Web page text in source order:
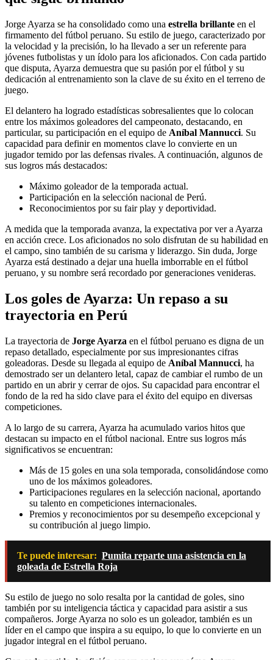
Jorge Ayarza se ha consolidado como una estrella brillante en el
firmamento del fútbol peruano. Su estilo de juego, caracterizado por
la velocidad y la precisión, lo ha llevado a ser un referente para
jóvenes futbolistas y un ídolo para los aficionados. Con cada partido
que disputa, Ayarza demuestra que su pasión por el fútbol y su
dedicación al entrenamiento son la clave de su éxito en el terreno de
juego.
El delantero ha logrado estadísticas sobresalientes que lo colocan
entre los máximos goleadores del campeonato, destacando, en
particular, su participación en el equipo de Aníbal Mannucci. Su
capacidad para definir en momentos clave lo convierte en un
jugador temido por las defensas rivales. A continuación, algunos de
sus logros más destacados:
Máximo goleador de la temporada actual.
Participación en la selección nacional de Perú.
Reconocimientos por su fair play y deportividad.
A medida que la temporada avanza, la expectativa por ver a Ayarza
en acción crece. Los aficionados no solo disfrutan de su habilidad en
el campo, sino también de su carisma y liderazgo. Sin duda, Jorge
Ayarza está destinado a dejar una huella imborrable en el fútbol
peruano, y su nombre será recordado por generaciones venideras.
Los goles de Ayarza: Un repaso a su
trayectoria en Perú
La trayectoria de Jorge Ayarza en el fútbol peruano es digna de un
repaso detallado, especialmente por sus impresionantes cifras
goleadoras. Desde su llegada al equipo de Aníbal Mannucci, ha
demostrado ser un delantero letal, capaz de cambiar el rumbo de un
partido en un abrir y cerrar de ojos. Su capacidad para encontrar el
fondo de la red ha sido clave para el éxito del equipo en diversas
competiciones.
A lo largo de su carrera, Ayarza ha acumulado varios hitos que
destacan su impacto en el fútbol nacional. Entre sus logros más
significativos se encuentran:
Más de 15 goles en una sola temporada, consolidándose como
uno de los máximos goleadores.
Participaciones regulares en la selección nacional, aportando
su talento en competiciones internacionales.
Premios y reconocimientos por su desempeño excepcional y
su contribución al juego limpio.
Te puede interesar: Pumita reparte una asistencia en la
goleada de Estrella Roja
Su estilo de juego no solo resalta por la cantidad de goles, sino
también por su inteligencia táctica y capacidad para asistir a sus
compañeros. Jorge Ayarza no solo es un goleador, también es un
líder en el campo que inspira a su equipo, lo que lo convierte en un
jugador integral en el fútbol peruano.